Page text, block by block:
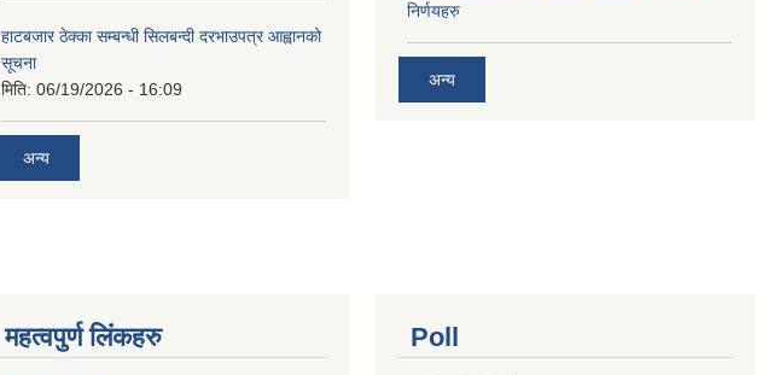
हाटबजार ठेक्का सम्बन्धी सिलबन्दी दरभाउपत्र आह्वानको
सूचना
मिति: 06/19/2026 - 16:09
अन्य
निर्णयहरु
अन्य
महत्वपुर्ण लिंकहरु Poll